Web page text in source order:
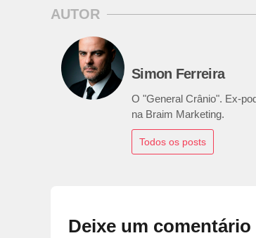
AUTOR
Simon Ferreira
O "General Crânio". Ex-
na Braim Marketing.
Todos os posts
Deixe um comentário